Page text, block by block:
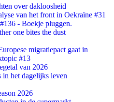
over dakloosheid
van het front in Oekraïne #31
- Boekje pluggen.
one bites the dust
migratiepact gaat in
#13
van 2026
het dagelijks leven
2026